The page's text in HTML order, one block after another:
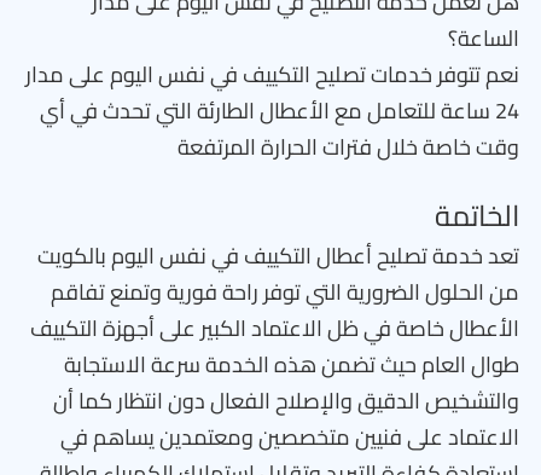
الساعة؟
نعم تتوفر خدمات تصليح التكييف في نفس اليوم على مدار
24 ساعة للتعامل مع الأعطال الطارئة التي تحدث في أي
وقت خاصة خلال فترات الحرارة المرتفعة
الخاتمة
تعد خدمة تصليح أعطال التكييف في نفس اليوم بالكويت
من الحلول الضرورية التي توفر راحة فورية وتمنع تفاقم
الأعطال خاصة في ظل الاعتماد الكبير على أجهزة التكييف
طوال العام حيث تضمن هذه الخدمة سرعة الاستجابة
والتشخيص الدقيق والإصلاح الفعال دون انتظار كما أن
الاعتماد على فنيين متخصصين ومعتمدين يساهم في